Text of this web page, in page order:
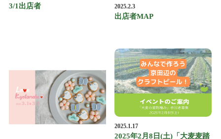
3/1出店者 2025.2.3
出店者MAP
2025.1.17
2025年2月8日(土)「大麦麦踏